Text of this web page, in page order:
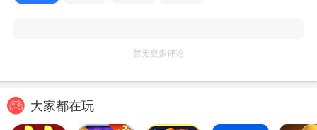
暂无更多评论
大家都在玩